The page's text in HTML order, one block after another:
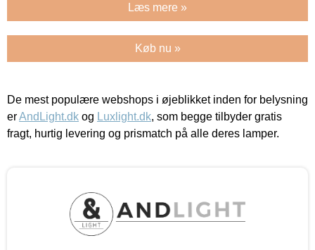
Læs mere »
Køb nu »
De mest populære webshops i øjeblikket inden for belysning
erAndLight.dk og Luxlight.dk, som begge tilbyder gratis
fragt, hurtig levering og prismatch på alle deres lamper.